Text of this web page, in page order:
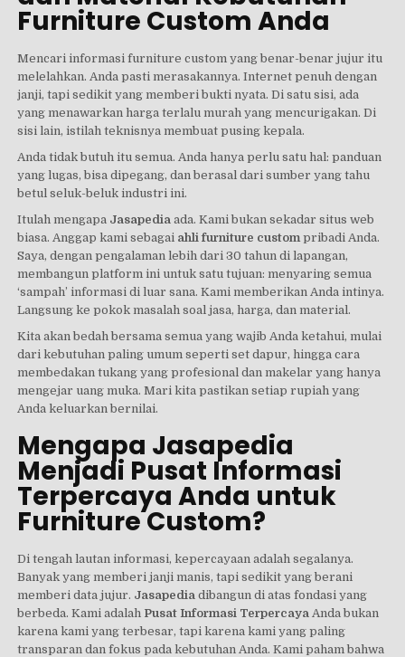
Furniture Custom Anda
Mencari informasi furniture custom yang benar-benar jujur itu
melelahkan. Anda pasti merasakannya. Internet penuh dengan
janji, tapi sedikit yang memberi bukti nyata. Di satu sisi, ada
yang menawarkan harga terlalu murah yang mencurigakan. Di
sisi lain, istilah teknisnya membuat pusing kepala.
Anda tidak butuh itu semua. Anda hanya perlu satu hal: panduan
yang lugas, bisa dipegang, dan berasal dari sumber yang tahu
betul seluk-beluk industri ini.
Itulah mengapa Jasapedia ada. Kami bukan sekadar situs web
biasa. Anggap kami sebagai ahli furniture custom pribadi Anda.
Saya, dengan pengalaman lebih dari 30 tahun di lapangan,
membangun platform ini untuk satu tujuan: menyaring semua
‘sampah’ informasi di luar sana. Kami memberikan Anda intinya.
Langsung ke pokok masalah soal jasa, harga, dan material.
Kita akan bedah bersama semua yang wajib Anda ketahui, mulai
dari kebutuhan paling umum seperti set dapur, hingga cara
membedakan tukang yang profesional dan makelar yang hanya
mengejar uang muka. Mari kita pastikan setiap rupiah yang
Anda keluarkan bernilai.
Mengapa Jasapedia
Menjadi Pusat Informasi
Terpercaya Anda untuk
Furniture Custom?
Di tengah lautan informasi, kepercayaan adalah segalanya.
Banyak yang memberi janji manis, tapi sedikit yang berani
memberi data jujur. Jasapedia dibangun di atas fondasi yang
berbeda. Kami adalah Pusat Informasi Terpercaya Anda bukan
karena kami yang terbesar, tapi karena kami yang paling
transparan dan fokus pada kebutuhan Anda. Kami paham bahwa